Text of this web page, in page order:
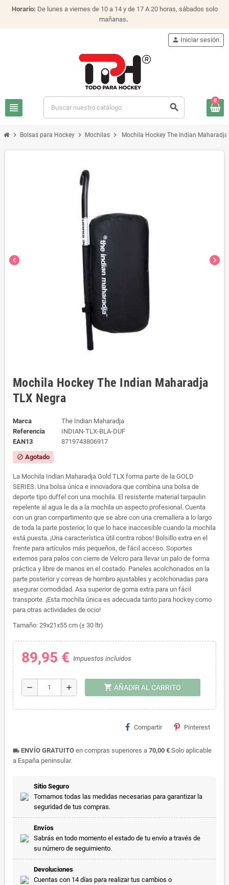
Horario: De lunes a viernes de 10 a 14 y de 17 A 20 horas, sábados solo
mañanas.
view_headline search
person Iniciar sesión
0
chevron_right Bolsas para Hockey chevron_right Mochilas chevron_right Mochila Hockey The Indian
chevron_left chevron_right
Mochila Hockey The Indian Maharadja
TLX Negra
Marca
The Indian Maharadja
Referencia
INDIAN-TLX-BLA-DUF
EAN13
8719743806917
block Agotado
La Mochila Indian Maharadja Gold TLX forma parte de la GOLD
SERIES. Una bolsa única e innovadora que combina una bolsa de
deporte tipo duffel con una mochila. El resistente material tarpaulin
repelente al agua le da a la mochila un aspecto profesional. Cuenta
con un gran compartimento que se abre con una cremallera a lo largo
de toda la parte posterior, lo que lo hace inaccesible cuando la mochila
está puesta. ¡Una característica útil contra robos! Bolsillo extra en el
frente para artículos más pequeños, de fácil acceso. Soportes
externos para palos con cierre de Velcro para llevar un palo de forma
práctica y libre de manos en el costado. Paneles acolchonados en la
parte posterior y correas de hombro ajustables y acolchonadas para
asegurar comodidad. Asa superior de goma extra para un fácil
transporte. ¡Esta mochila única es adecuada tanto para hockey como
para otras actividades de ocio!
Tamaño: 29x21x55 cm (± 30 ltr)
89,95 € Impuestos incluidos
remove add shopping_cart AÑADIR AL CARRITO
Compartir Pinterest
local_shipping ENVÍO GRATUITO en compras superiores a 70,00 €.Solo aplicable
a España peninsular.
Sitio Seguro
Tomamos todas las medidas necesarias para garantizar la
seguridad de tus compras.
Envíos
Sabrás en todo momento el estado de tu envío a través de
su número de seguimiento.
Devoluciones
Cuentas con 14 días para realizar tus cambios o